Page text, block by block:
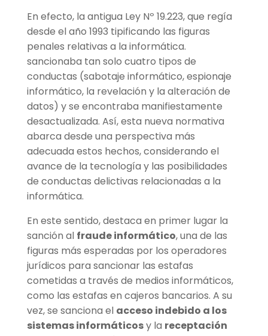
En efecto, la antigua Ley Nº 19.223, que regía
desde el año 1993 tipificando las figuras
penales relativas a la informática.
sancionaba tan solo cuatro tipos de
conductas (sabotaje informático, espionaje
informático, la revelación y la alteración de
datos) y se encontraba manifiestamente
desactualizada. Así, esta nueva normativa
abarca desde una perspectiva más
adecuada estos hechos, considerando el
avance de la tecnología y las posibilidades
de conductas delictivas relacionadas a la
informática.
En este sentido, destaca en primer lugar la
sanción al fraude informático, una de las
figuras más esperadas por los operadores
jurídicos para sancionar las estafas
cometidas a través de medios informáticos,
como las estafas en cajeros bancarios. A su
vez, se sanciona el acceso indebido a los
sistemas informáticosy la receptación